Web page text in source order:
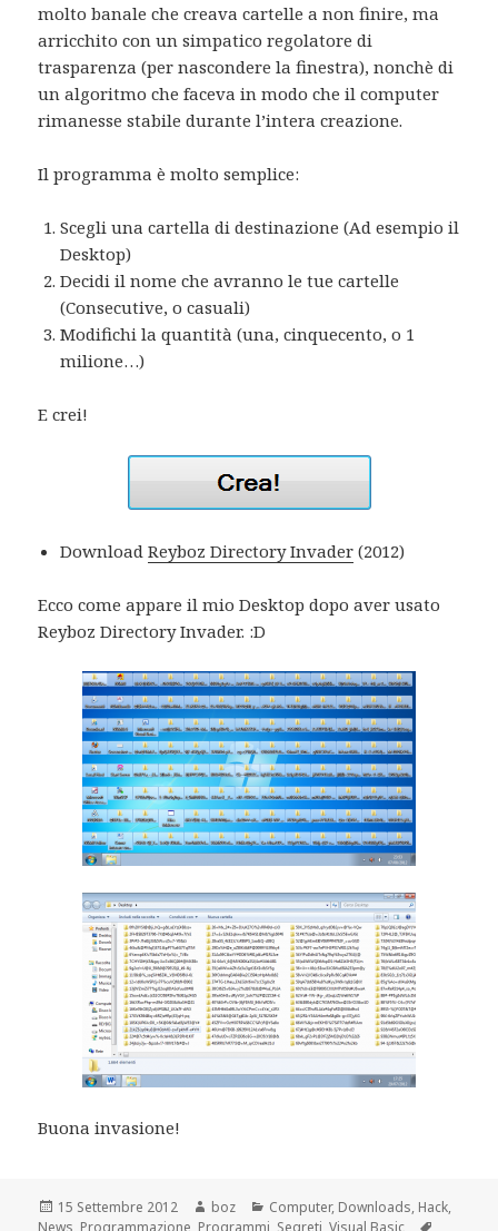
molto banale che creava cartelle a non finire, ma
arricchito con un simpatico regolatore di
trasparenza (per nascondere la finestra), nonchè di
un algoritmo che faceva in modo che il computer
rimanesse stabile durante l’intera creazione.
Il programma è molto semplice:
Scegli una cartella di destinazione (Ad esempio il
Desktop)
Decidi il nome che avranno le tue cartelle
(Consecutive, o casuali)
Modifichi la quantità (una, cinquecento, o 1
milione…)
E crei!
DownloadReyboz Directory Invader (2012)
Ecco come appare il mio Desktop dopo aver usato
Reyboz Directory Invader. :D
Buona invasione!
Scritto
il
15 Settembre 2012 Autore
boz Categorie
Computer, Downloads, Hack,